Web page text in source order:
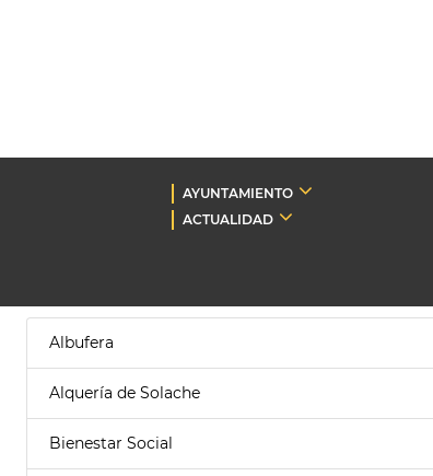
AYUNTAMIENTO
ACTUALIDAD
Albufera
Alquería de Solache
Bienestar Social